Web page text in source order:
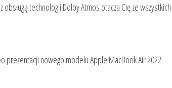
technologii Dolby Atmos otacza Cię ze wszystkich
prezentacji nowego modelu Apple MacBook Air 2022